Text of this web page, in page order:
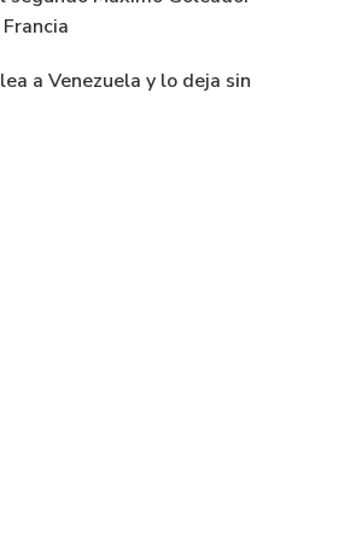
a Venezuela y lo deja sin